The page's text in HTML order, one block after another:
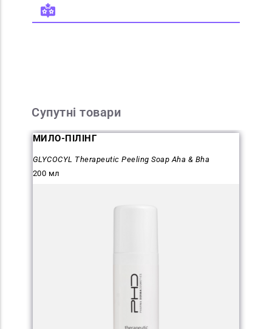
Супутні товари
МИЛО-ПІЛІНГ
GLYCOCYL Therapeutic Peeling Soap Aha & Bha
200 мл